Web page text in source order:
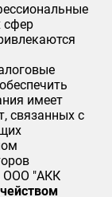
сфер
имеет
связанных с
ООО "АКК